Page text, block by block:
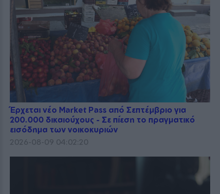
Έρχεται νέο Market Pass από Σεπτέμβριο για
200.000 δικαιούχους - Σε πίεση το πραγματικό
εισόδημα των νοικοκυριών
2026-08-09 04:02:20